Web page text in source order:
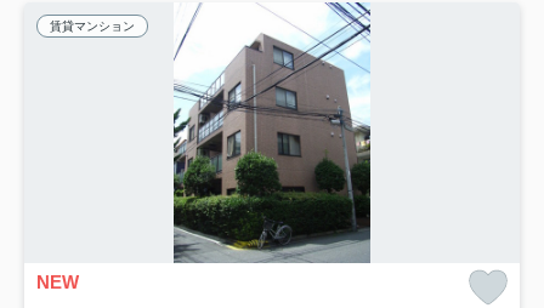
賃貸マンション
NEW